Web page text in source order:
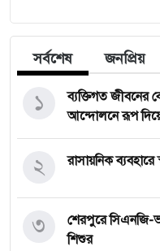
সর্বশেষ জনপ্রিয়
ব্যক্তিগত জীবনের
আন্দোলনে রূপ
১
রাসায়নিক
২
শেরপুরে সিএনজি-
শিশুর
৩